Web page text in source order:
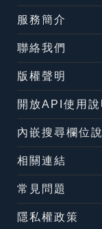
服務簡介
聯絡我們
版權聲明
開放API使用說
內嵌搜尋欄位
相關連結
常見問題
隱私權政策